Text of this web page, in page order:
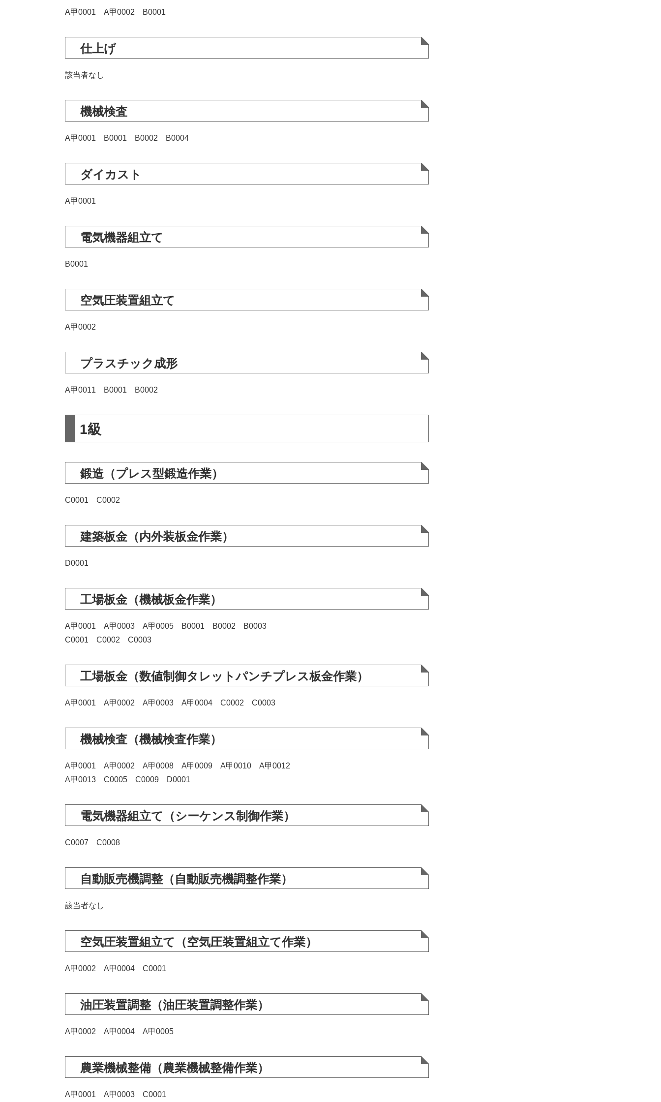
A甲0001 A甲0002 B0001
仕上げ
該当者なし
機械検査
A甲0001 B0001 B0002 B0004
ダイカスト
A甲0001
電気機器組立て
B0001
空気圧装置組立て
A甲0002
プラスチック成形
A甲0011 B0001 B0002
1級
鍛造（プレス型鍛造作業）
C0001 C0002
建築板金（内外装板金作業）
D0001
工場板金（機械板金作業）
A甲0001 A甲0003 A甲0005 B0001 B0002 B0003
C0001 C0002 C0003
工場板金（数値制御タレットパンチプレス板金作業）
A甲0001 A甲0002 A甲0003 A甲0004 C0002 C0003
機械検査（機械検査作業）
A甲0001 A甲0002 A甲0008 A甲0009 A甲0010 A甲0012
A甲0013 C0005 C0009 D0001
電気機器組立て（シーケンス制御作業）
C0007 C0008
自動販売機調整（自動販売機調整作業）
該当者なし
空気圧装置組立て（空気圧装置組立て作業）
A甲0002 A甲0004 C0001
油圧装置調整（油圧装置調整作業）
A甲0002 A甲0004 A甲0005
農業機械整備（農業機械整備作業）
A甲0001 A甲0003 C0001